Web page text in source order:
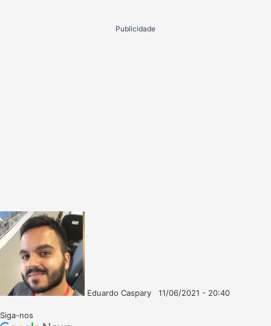
Publicidade
Eduardo Caspary
11/06/2021 - 20:40
Siga-nos